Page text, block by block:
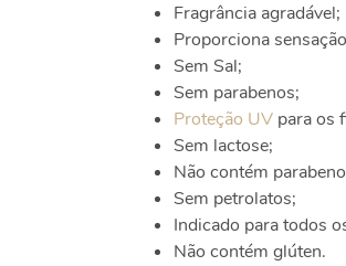
Fragrância agradável;
Proporciona
Sem Sal;
Sem parabenos;
Proteção UV para os
Sem lactose;
Não contém
Sem petrolatos;
Indicado para todos
Não contém glúten.